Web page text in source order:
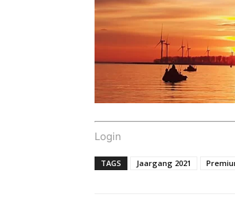
Login
TAGS Jaargang 2021